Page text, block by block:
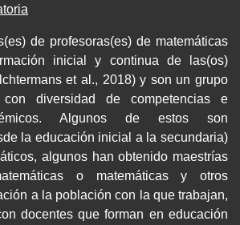
de profesoras(es) de matemáticas
inicial y continua de las(os)
et al., 2018) y son un grupo
con diversidad de competencias e
Algunos de estos son
la educación inicial a la secundaria)
algunos han obtenido maestrías
o matemáticas y otros
a la población con la que trabajan,
docentes que forman en educación